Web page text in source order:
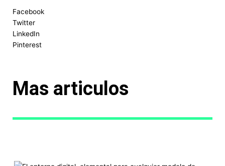
Facebook
Twitter
LinkedIn
Pinterest
Mas articulos